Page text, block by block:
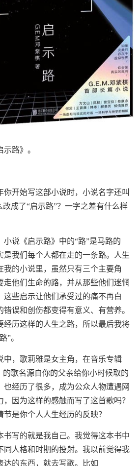
路》。
你开始写这部小说时，小说名字还叫
改成了“启示路”？一字之差有什么样
说《启示路》中的“路”是马路的
是我们每个人都在走的一条路。人生
我的小说里，虽然只有三个主要角
走他们生命的路，并从那些他们迷惘
这些启示让他们承受过的痛不再白
误和创伤都变得有意义、有营养。
经历这样的人生之路，所以最后我将
”。
中，歌莉雅是女主角，在音乐专辑
歌名源自你的父亲给你小时候取的
也经历了很多，成为公众人物遭遇网
因为这样的感触而写了这首歌吗？
是你个人人生经历的反映？
书写的就是我自己。我觉得这本书中
同人格和时期的投射。我以前觉得我
达的东西，就去写歌。比如